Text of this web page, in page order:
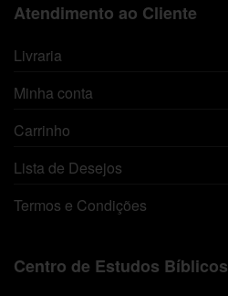
Atendimento ao Cliente
Livraria
Minha conta
Carrinho
Lista de Desejos
Termos e Condições
Centro de Estudos Bíblicos